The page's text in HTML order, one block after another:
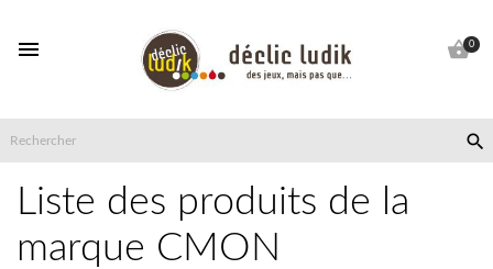
 0

Liste des produits de la
marque CMON